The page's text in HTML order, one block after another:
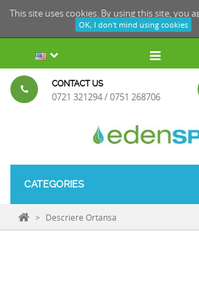
This site uses cookies. By using this site, you
OK, I don't mind using cookies
CONTACT US
0721 321294 / 0751 268706
CATEGORIES
> Descriere Ortansa